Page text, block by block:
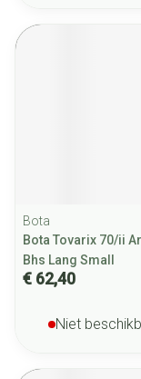
Bota
Bota Tovarix 70/ii
Bhs Lang Small
€ 62,40
Niet